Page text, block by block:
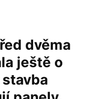
dvěma
ještě o